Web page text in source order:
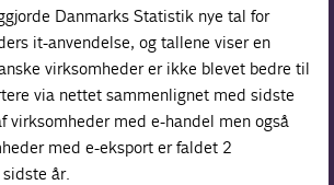
Danmarks Statistik nye tal for
it-anvendelse, og tallene viser en
virksomheder er ikke blevet bedre til
via nettet sammenlignet med sidste
virksomheder med e-handel men også
med e-eksport er faldet 2
år.